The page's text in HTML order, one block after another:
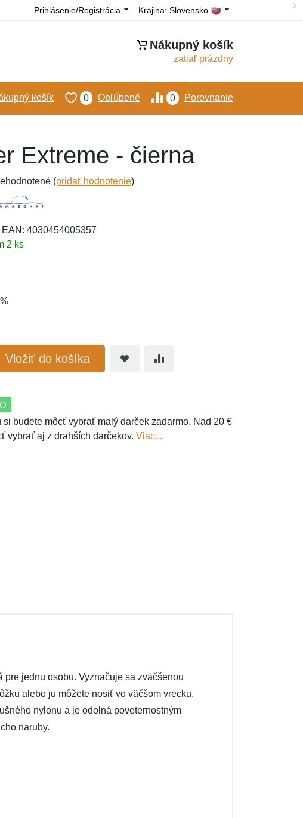
Krajina: Slovensko
Prihlásenie/Registrácia
Nákupný košík
zatiaľ prázdny
0 Porovnanie
0 Obľúbené
košík
Extreme - čierna
(pridať hodnotenie)
4030454005357
2 ks
Vložiť do košíka
si budete môcť vybrať malý darček zadarmo. Nad 20 €
vybrať aj z drahších darčekov. Viac...
jednu osobu. Vyznačuje sa zväčšenou
alebo ju môžete nosiť vo väčšom vrecku.
nylonu a je odolná poveternostným
naruby.